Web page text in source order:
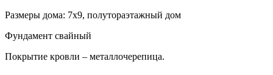
Размеры дома: 7х9, полутораэтажный дом
Фундамент свайный
Покрытие кровли – металлочерепица.